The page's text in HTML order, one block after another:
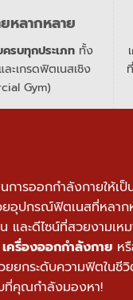
หลากหลาย
รบทุกประเภท ทั้ง
ะเกรดฟิตเนสเชิง
Gym)
การออกกำลังกายให้เป็
อุปกรณ์ฟิตเนสที่หลาก
และดีไซน์ที่สวยงามเห
เครื่องออกกำลังกาย ห
ยยกระดับความฟิตในชีวิ
ที่คุณกำลังมองหา!